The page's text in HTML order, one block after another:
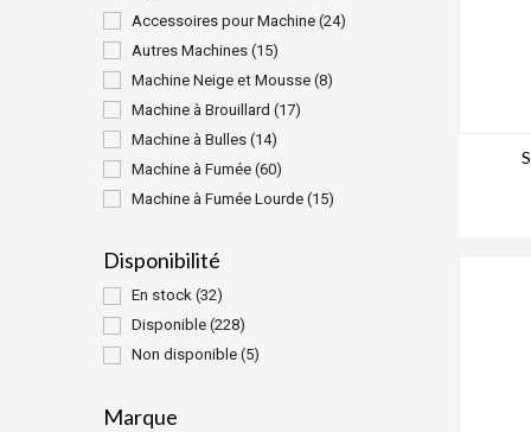
Accessoires pour Machine (24)
Autres Machines (15)
Machine Neige et Mousse (8)
Machine à Brouillard (17)
Machine à Bulles (14)
Machine à Fumée (60)
Machine à Fumée Lourde (15)
Disponibilité
En stock (32)
Disponible (228)
Non disponible (5)
Marque